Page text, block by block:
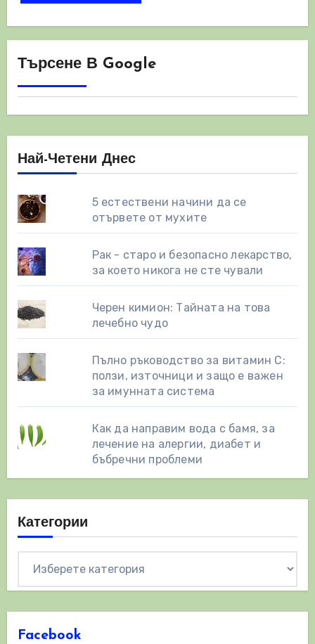
Търсене В Google
Най-Четени Днес
5 естествени начини да се
отървете от мухите
Рак - старо и безопасно лекарство,
за което никога не сте чували
Черен кимион: Тайната на това
лечебно чудо
Пълно ръководство за витамин С:
ползи, източници и защо е важен
за имунната система
Как да направим вода с бамя, за
лечение на алергии, диабет и
бъбречни проблеми
Категории
Facebook